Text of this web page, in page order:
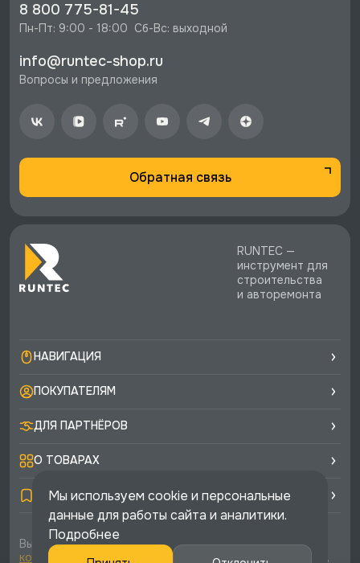
Скидки, экспертная поддержка, сервисные
центры.
Выгодные условия для партнеров.
8 800 775-81-45
Пн-Пт: 9:00 - 18:00  Сб-Вс: выходной
info@runtec-shop.ru
Вопросы и предложения
Обратная связь
RUNTEC —
инструмент для
строительства
и авторемонта
НАВИГАЦИЯ
ПОКУПАТЕЛЯМ
ДЛЯ ПАРТНЁРОВ
О ТОВАРАХ
ПОЛЕЗНАЯ ИНФОРМАЦИЯ
Вы соглашаетесь с условиямиполитики
конфиденциальности
публичной офертыкаждый раз,
Мы используем cookie и персональные
данные для работы сайта и аналитики.
Подробнее